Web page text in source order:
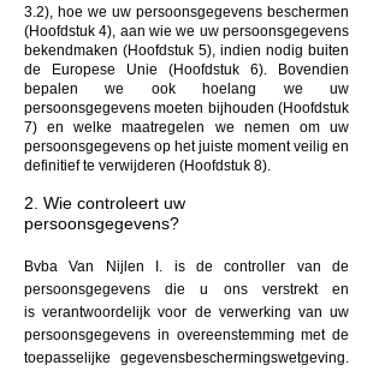
3.2), hoe we uw persoonsgegevens beschermen
(Hoofdstuk 4), aan wie we uw persoonsgegevens
bekendmaken (Hoofdstuk 5), indien nodig buiten
de Europese Unie (Hoofdstuk 6). Bovendien
bepalen we ook hoelang we uw
persoonsgegevens moeten bijhouden (Hoofdstuk
7) en welke maatregelen we nemen om uw
persoonsgegevens op het juiste moment veilig en
definitief te verwijderen (Hoofdstuk 8).
2. Wie controleert uw
persoonsgegevens?
Bvba Van Nijlen I. is de controller van de
persoonsgegevens die u ons verstrekt en
isverantwoordelijk voor de verwerking van uw
persoonsgegevens in overeenstemming met de
toepasselijke gegevensbeschermingswetgeving.